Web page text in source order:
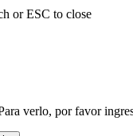
or ESC to close
verlo, por favor